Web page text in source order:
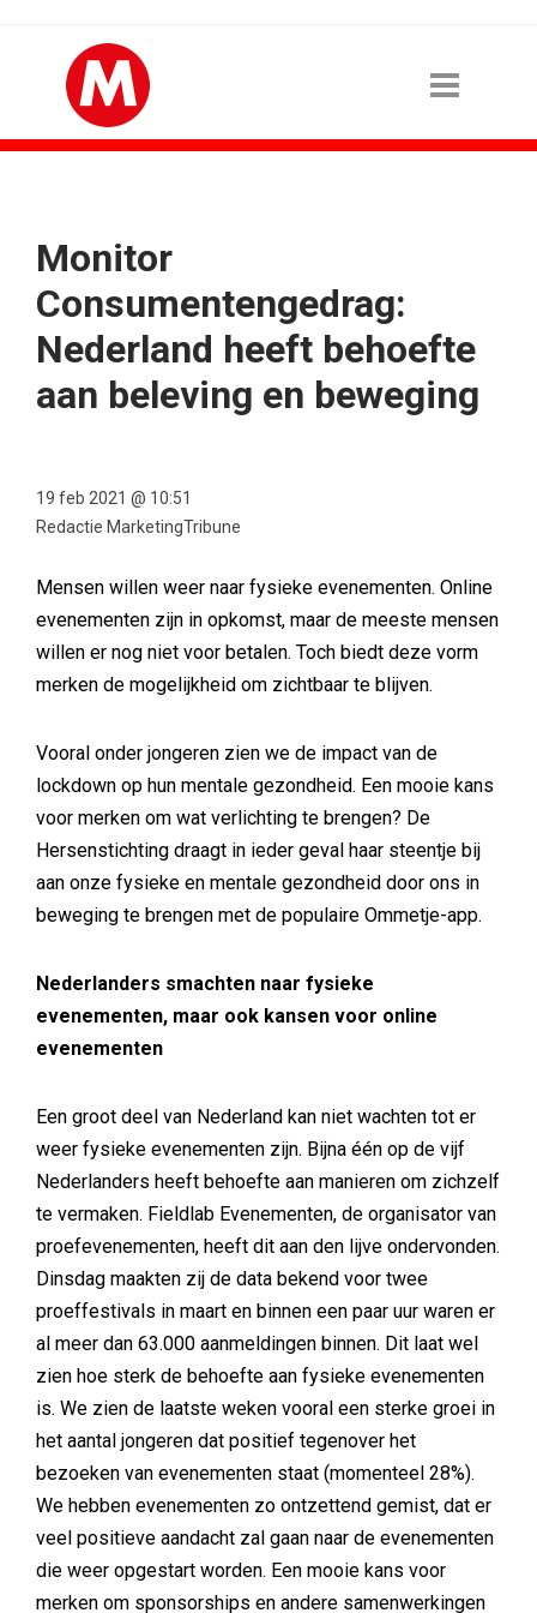
Monitor
Consumentengedrag:
Nederland heeft behoefte
aan beleving en beweging
19 feb 2021 @ 10:51
Redactie MarketingTribune
Mensen willen weer naar fysieke evenementen. Online
evenementen zijn in opkomst, maar de meeste mensen
willen er nog niet voor betalen. Toch biedt deze vorm
merken de mogelijkheid om zichtbaar te blijven.
Vooral onder jongeren zien we de impact van de
lockdown op hun mentale gezondheid. Een mooie kans
voor merken om wat verlichting te brengen? De
Hersenstichting draagt in ieder geval haar steentje bij
aan onze fysieke en mentale gezondheid door ons in
beweging te brengen met de populaire Ommetje-app.
Nederlanders smachten naar fysieke
evenementen, maar ook kansen voor online
evenementen
Een groot deel van Nederland kan niet wachten tot er
weer fysieke evenementen zijn. Bijna één op de vijf
Nederlanders heeft behoefte aan manieren om zichzelf
te vermaken. Fieldlab Evenementen, de organisator van
proefevenementen, heeft dit aan den lijve ondervonden.
Dinsdag maakten zij de data bekend voor twee
proeffestivals in maart en binnen een paar uur waren er
al meer dan 63.000 aanmeldingen binnen. Dit laat wel
zien hoe sterk de behoefte aan fysieke evenementen
is. We zien de laatste weken vooral een sterke groei in
het aantal jongeren dat positief tegenover het
bezoeken van evenementen staat (momenteel 28%).
We hebben evenementen zo ontzettend gemist, dat er
veel positieve aandacht zal gaan naar de evenementen
die weer opgestart worden. Een mooie kans voor
merken om sponsorships en andere samenwerkingen